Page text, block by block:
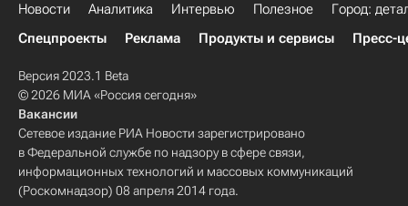
Новости Аналитика Интервью Полезное
Город:
Спецпроекты
Реклама Продукты и сервисы Пресс-
Версия 2023.1 Beta
© 2026 МИА «Россия сегодня»
Вакансии
Сетевое издание РИА Новости зарегистрировано
в Федеральной службе по надзору в сфере связи,
информационных технологий и массовых коммуникаций
(Роскомнадзор) 08 апреля 2014 года.